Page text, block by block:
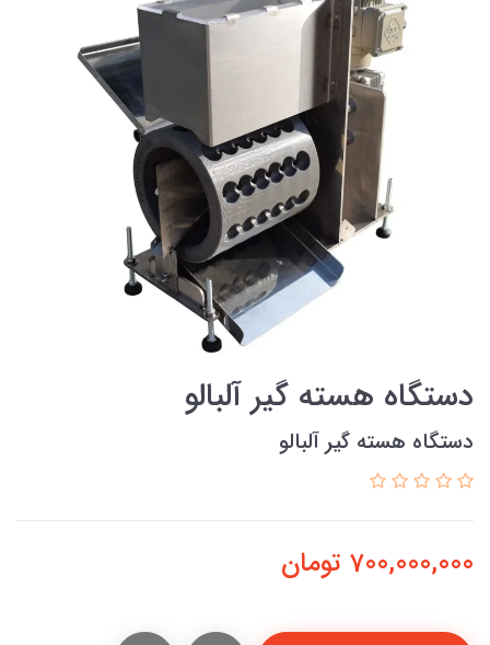
دستگاه هسته گیر آلبالو
دستگاه هسته گیر آلبالو
700,000,000 تومان